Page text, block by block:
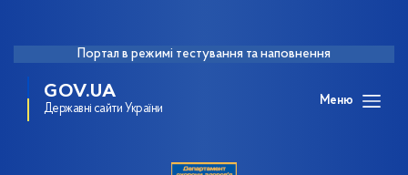
Портал в режимі тестування та наповнення
GOV.UA
Державні сайти України
Меню